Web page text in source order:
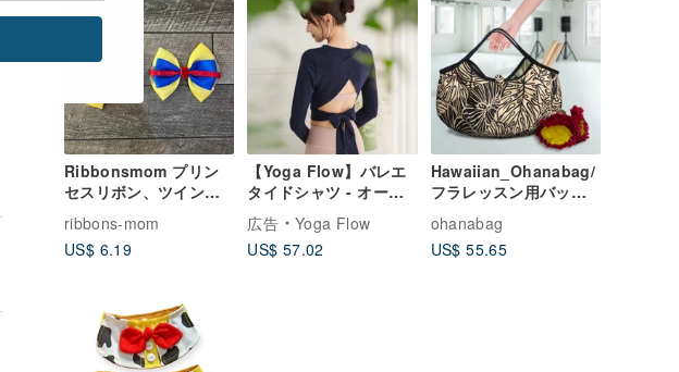
Ribbonsmom プリン
セスリボン、ツインリ
プリンセスコレクショ
ン スノーホワイト
ribbons-mom
US$ 6.19
【Yoga Flow】バレエ
タイドシャツ - オール
ドネイビーコーデ
広告
Yoga Flow
US$ 57.02
Hawaiian_Ohanabag/
フラレッスン用バッグ
ラ】
ohanabag
US$ 55.65